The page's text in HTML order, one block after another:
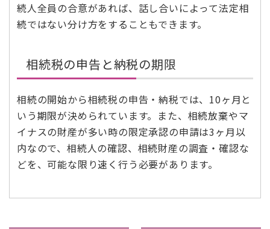
続人全員の合意があれば、話し合いによって法定相
続ではない分け方をすることもできます。
相続税の申告と納税の期限
相続の開始から相続税の申告・納税では、10ヶ月と
いう期限が決められています。また、相続放棄やマ
イナスの財産が多い時の限定承認の申請は3ヶ月以
内なので、相続人の確認、相続財産の調査・確認な
どを、可能な限り速く行う必要があります。